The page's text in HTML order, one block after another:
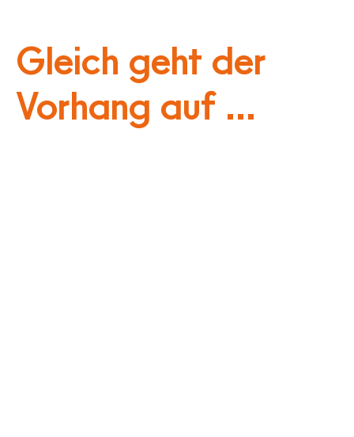
Gleich geht der
Vorhang auf ...